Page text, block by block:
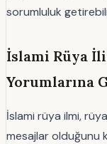
sorumluluk
İslami Rüya
Yorumlarına
İslami rüya ilmi,
mesajlar olduğunu